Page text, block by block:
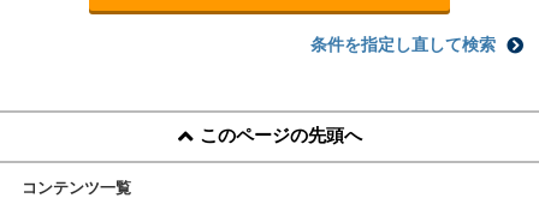
条件を指定し直して検索
このページの先頭へ
コンテンツ一覧